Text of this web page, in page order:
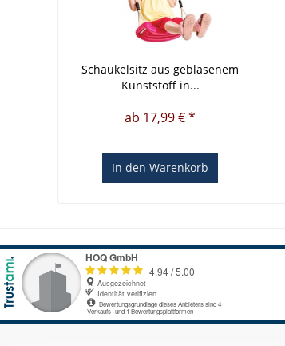
Schaukelsitz aus geblasenem
Kunststoff in...
ab 17,99 € *
In den Warenkorb